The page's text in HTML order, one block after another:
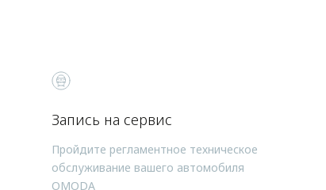
Запись на сервис
Пройдите регламентное техническое
обслуживание вашего автомобиля
OMODA